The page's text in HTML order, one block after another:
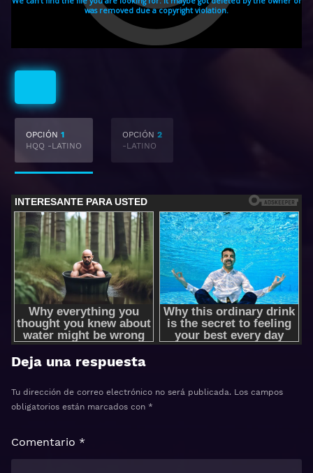
OPCIÓN 1
HQQ -LATINO
OPCIÓN 2
-LATINO
Deja una respuesta
Tu dirección de correo electrónico no será publicada. Los campos
obligatorios están marcados con *
Comentario *